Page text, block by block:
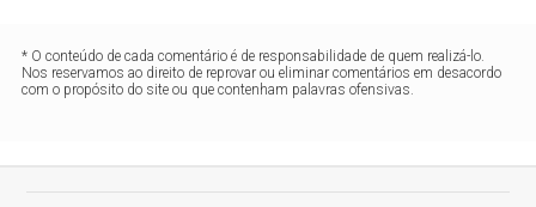
* O conteúdo de cada comentário é de responsabilidade de quem realizá-lo.
Nos reservamos ao direito de reprovar ou eliminar comentários em desacordo
com o propósito do site ou que contenham palavras ofensivas.